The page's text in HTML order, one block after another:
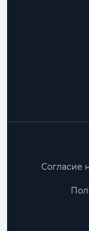
Согласие